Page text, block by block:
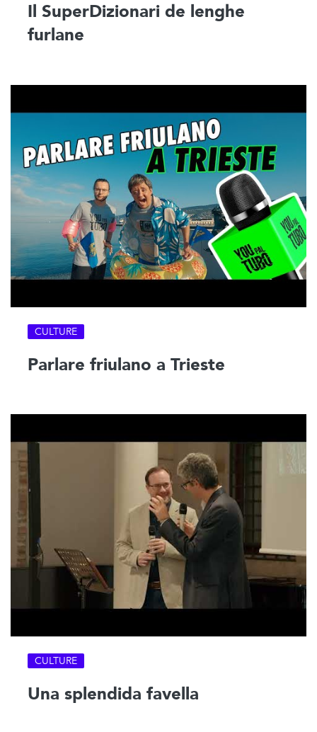
Il SuperDizionari de lenghe
furlane
CULTURE
Parlare friulano a Trieste
CULTURE
Una splendida favella